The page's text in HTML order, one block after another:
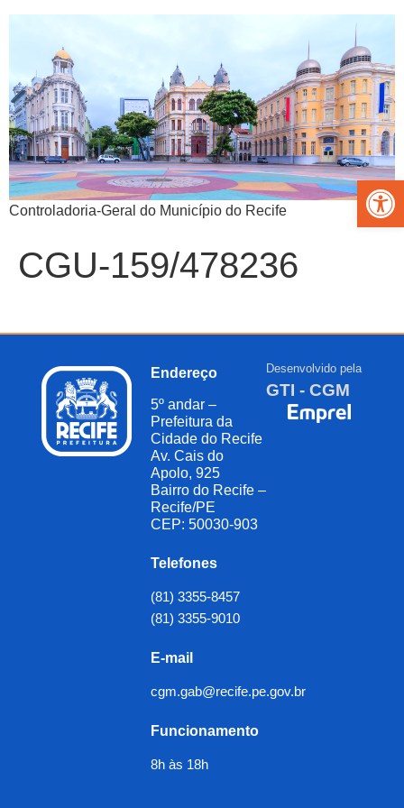
Abrir
Controladoria-Geral do Município do Recife
CGU-159/478236
Endereço
5º andar –
Prefeitura da
Cidade do Recife
Av. Cais do
Apolo, 925
Bairro do Recife –
Recife/PE
CEP: 50030-903
Telefones
(81) 3355-8457
(81) 3355-9010
E-mail
cgm.gab@recife.pe.gov.br
Funcionamento
8h às 18h
Desenvolvido pela
GTI - CGM